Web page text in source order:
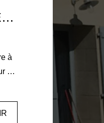
MAISON LA CHAPELLE SAINT REMY 6 PIÈCE(S) 120 M2
à
1